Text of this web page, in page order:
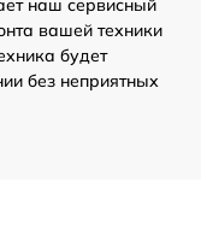
наш сервисный
вашей техники
будет
без неприятных